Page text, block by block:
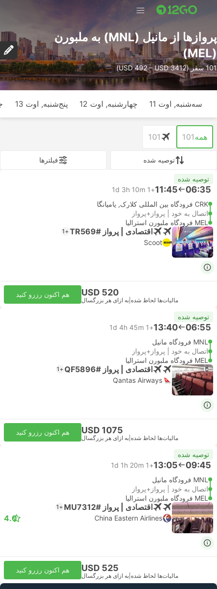
پرواز‌ها از مانیل (MNL) به ملبورن
(MEL)
101 سفر (USD 492 – USD 3412)
سه‌شنبه, اوت 11 چهارشنبه, اوت 12 پنج‌شنبه, اوت 13
همه101
101
توصیه شده فیلتر‌ها
توصیه شده
06:35
11:45
+1
1d 3h 10m
CRK فرودگاه بین المللی کلارک, پامپانگا
اتصال به خود | پرواز+پرواز
MEL فرودگاه ملبورن استرالیا
اقتصادی | پرواز #TR569 +1
Scoot
USD 520
مالیات‌ها لحاظ شده به ازای هر بزرگسال
هم اکنون رزرو کنید
توصیه شده
06:55
13:40
+1
1d 4h 45m
MNL فرودگاه مانیل
اتصال به خود | پرواز+پرواز
MEL فرودگاه ملبورن استرالیا
اقتصادی | پرواز #QF5896 +1
Qantas Airways
USD 1075
مالیات‌ها لحاظ شده به ازای هر بزرگسال
هم اکنون رزرو کنید
توصیه شده
09:45
13:05
+1
1d 1h 20m
MNL فرودگاه مانیل
اتصال به خود | پرواز+پرواز
MEL فرودگاه ملبورن استرالیا
اقتصادی | پرواز #MU7312 +1
China Eastern Airlines
4.0
USD 525
مالیات‌ها لحاظ شده به ازای هر بزرگسال
هم اکنون رزرو کنید